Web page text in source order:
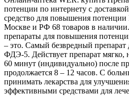
потенции по интернету с
средство для повышения
Москве и РФ 68 товаров в
препараты для повышения
– это. Самый безвредный
ФДЭ-5. Действует препарат мягко,
60 минут (индивидуально) после
продолжается 8 – 12 часов. С
принимать лекарства для
эффективными средствами для